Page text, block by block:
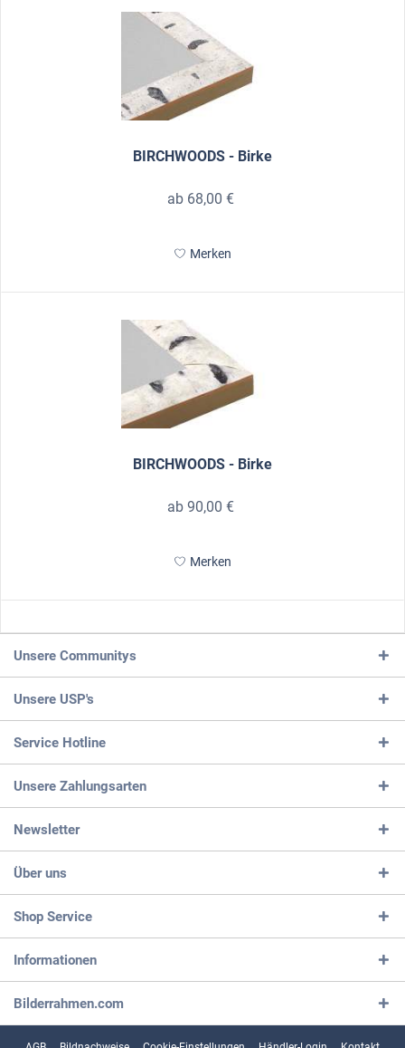
BIRCHWOODS - Birke
ab 68,00 €
Merken
BIRCHWOODS - Birke
ab 90,00 €
Merken
Unsere Communitys
Unsere USP's
Service Hotline
Unsere Zahlungsarten
Newsletter
Über uns
Shop Service
Informationen
Bilderrahmen.com